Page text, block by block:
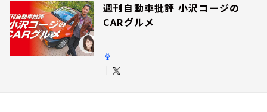
週刊自動車批評 小沢コージの
CARグルメ